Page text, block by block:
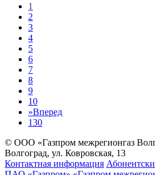
1
2
3
4
5
6
7
8
9
10
»Вперед
130
© ООО «Газпром межрегионгаз
Волгоград, ул. Ковровская, 13
Контактная информация